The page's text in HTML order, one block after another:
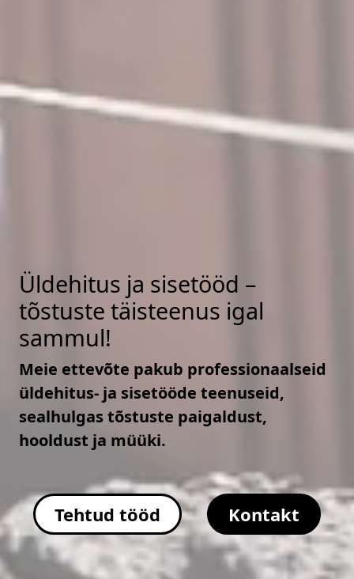
Üldehitus ja sisetööd –
tõstuste täisteenus igal
sammul!
Meie ettevõte pakub professionaalseid
üldehitus- ja sisetööde teenuseid,
sealhulgas tõstuste paigaldust,
hooldust ja müüki.
Tehtud tööd Kontakt